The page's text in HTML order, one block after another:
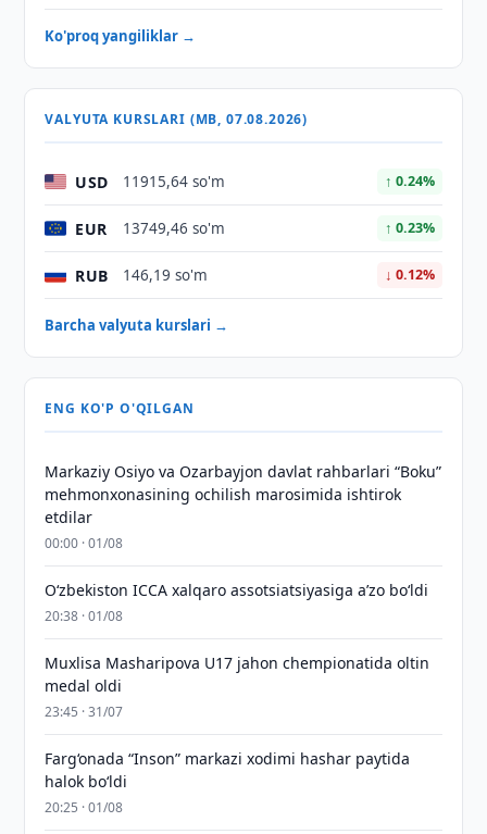
Ko'proq yangiliklar →
VALYUTA KURSLARI (MB, 07.08.2026)
USD 11915,64 so'm ↑ 0.24%
EUR 13749,46 so'm ↑ 0.23%
RUB 146,19 so'm ↓ 0.12%
Barcha valyuta kurslari →
ENG KO'P O'QILGAN
Markaziy Osiyo va Ozarbayjon davlat rahbarlari “Boku”
mehmonxonasining ochilish marosimida ishtirok
etdilar
00:00 · 01/08
O‘zbekiston ICCA xalqaro assotsiatsiyasiga aʼzo bo‘ldi
20:38 · 01/08
Muxlisa Masharipova U17 jahon chempionatida oltin
medal oldi
23:45 · 31/07
Farg‘onada “Inson” markazi xodimi hashar paytida
halok bo‘ldi
20:25 · 01/08